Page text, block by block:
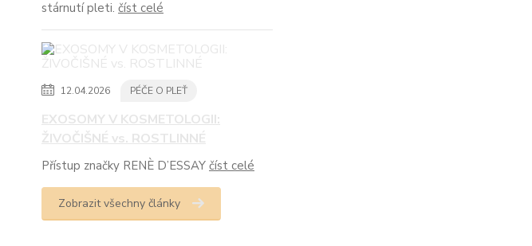
stárnutí pleti. číst celé
12.04.2026 PÉČE O PLEŤ
EXOSOMY V KOSMETOLOGII:
ŽIVOČIŠNÉ vs. ROSTLINNÉ
Přístup značky RENÈ D’ESSAY číst celé
Zobrazit všechny články